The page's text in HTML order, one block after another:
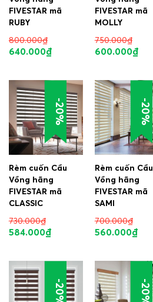
FIVESTAR mã
RUBY
800.000₫
640.000₫
FIVESTAR mã
MOLLY
750.000₫
600.000₫
-20%
Rèm cuốn Cầu
Vồng hãng
FIVESTAR mã
CLASSIC
730.000₫
584.000₫
-20%
Rèm cuốn Cầu
Vồng hãng
FIVESTAR mã
SAMI
700.000₫
560.000₫
-20% -20%